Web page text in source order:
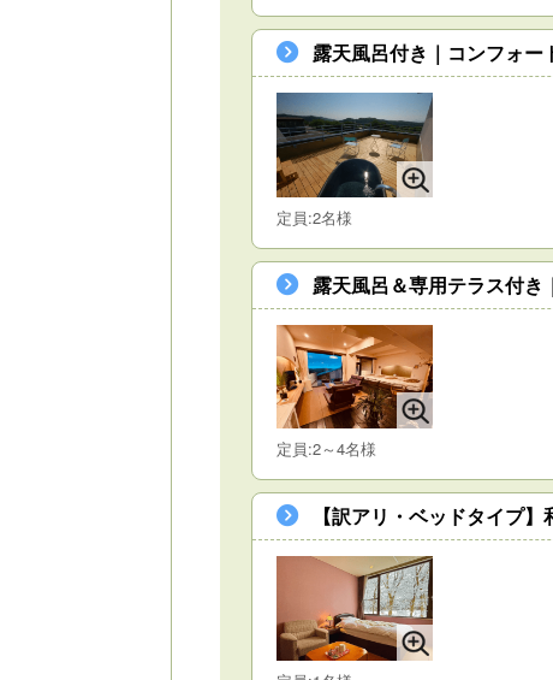
露天風呂付き｜コンフォー
定員:2名様
露天風呂＆専用テラス付き
定員:2～4名様
【訳アリ・ベッドタイプ